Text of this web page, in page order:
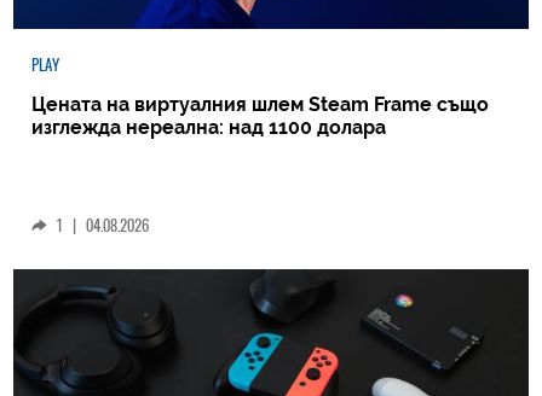
PLAY
Цената на виртуалния шлем Steam Frame също
изглежда нереална: над 1100 долара
1 04.08.2026